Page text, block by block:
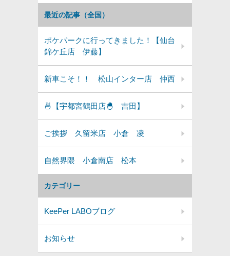
カテゴリー
KeePer LABOブログ
お知らせ
最近の記事（全国）
ポケパークに行ってきました！【仙台
錦ケ丘店 伊藤】
新車こそ！！ 松山インター店 仲西
🍜【宇都宮鶴田店🐣 吉田】
ご挨拶 久留米店 小倉 凌
自然界隈 小倉南店 松本